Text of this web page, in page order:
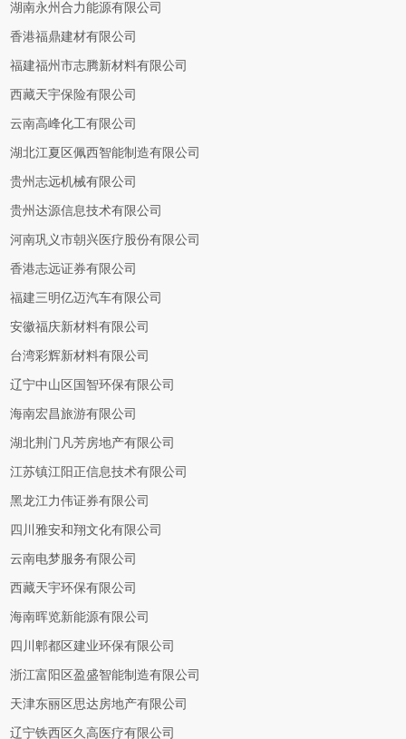
湖南永州合力能源有限公司
香港福鼎建材有限公司
福建福州市志腾新材料有限公司
西藏天宇保险有限公司
云南高峰化工有限公司
湖北江夏区佩西智能制造有限公司
贵州志远机械有限公司
贵州达源信息技术有限公司
河南巩义市朝兴医疗股份有限公司
香港志远证券有限公司
福建三明亿迈汽车有限公司
安徽福庆新材料有限公司
台湾彩辉新材料有限公司
辽宁中山区国智环保有限公司
海南宏昌旅游有限公司
湖北荆门凡芳房地产有限公司
江苏镇江阳正信息技术有限公司
黑龙江力伟证券有限公司
四川雅安和翔文化有限公司
云南电梦服务有限公司
西藏天宇环保有限公司
海南晖览新能源有限公司
四川郫都区建业环保有限公司
浙江富阳区盈盛智能制造有限公司
天津东丽区思达房地产有限公司
辽宁铁西区久高医疗有限公司